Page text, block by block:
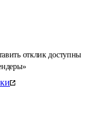
отклик доступны